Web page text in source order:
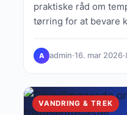
praktiske råd om
tørring for at bevare
A admin·16. mar 2026·
VANDRING & TREK